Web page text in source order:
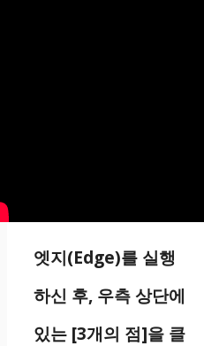
엣지(Edge)를 실행
하신 후, 우측 상단에
있는 [3개의 점]을 클